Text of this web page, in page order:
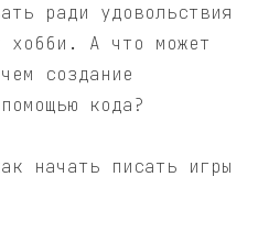
ради удовольствия
хобби. А что может
создание
кода?
начать писать игры